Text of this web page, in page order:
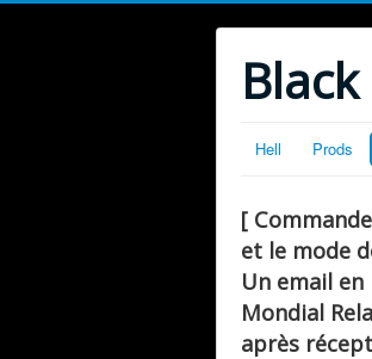
Hell Prods
[
et le mode
Un email
Mondial
après